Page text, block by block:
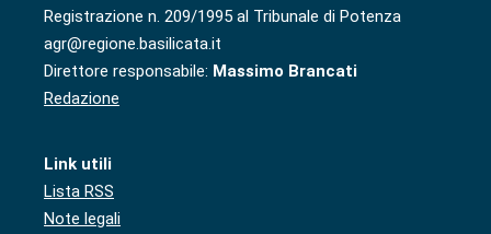
Registrazione n. 209/1995 al Tribunale di Potenza
agr@regione.basilicata.it
Direttore responsabile: Massimo Brancati
Redazione
Link utili
Lista RSS
Note legali